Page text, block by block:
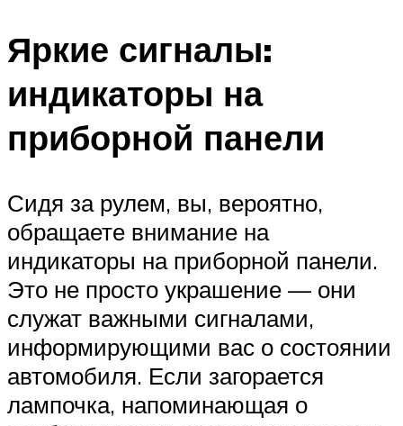
Яркие сигналы:
индикаторы на
приборной панели
Сидя за рулем, вы, вероятно,
обращаете внимание на
индикаторы на приборной панели.
Это не просто украшение — они
служат важными сигналами,
информирующими вас о состоянии
автомобиля. Если загорается
лампочка, напоминающая о